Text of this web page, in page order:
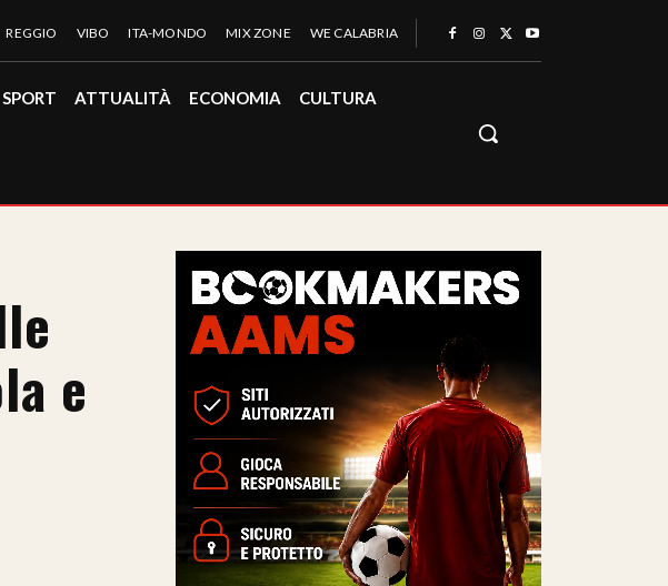
REGGIO VIBO ITA-MONDO MIX ZONE WE CALABRIA
SPORT ATTUALITÀ ECONOMIA CULTURA
e